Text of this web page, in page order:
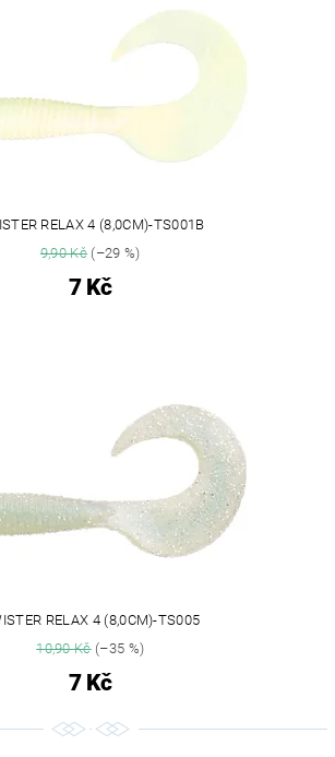
RELAX 4 (8,0CM)-TS001B
9,90 Kč (–29 %)
7 Kč
RELAX 4 (8,0CM)-TS005
10,90 Kč(–35 %)
7 Kč